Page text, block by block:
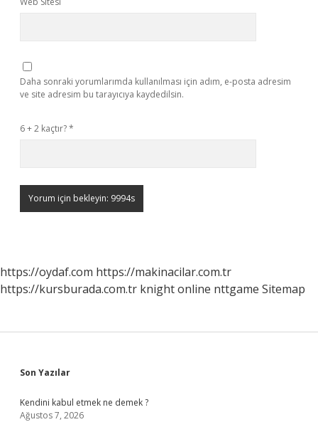
Daha sonraki yorumlarımda kullanılması için adım, e-posta adresim
ve site adresim bu tarayıcıya kaydedilsin.
6 + 2 kaçtır?*
https://oydaf.com https://makinacilar.com.tr
https://kursburada.com.tr knight online nttgame Sitemap
Sidebar
Son Yazılar
Kendini kabul etmek ne demek ?
Ağustos 7, 2026